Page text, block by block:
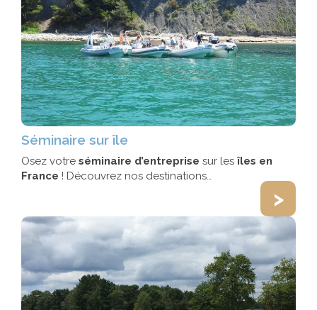
Séminaire sur île
Osez votre séminaire d’entreprise sur les îles en
France ! Découvrez nos destinations…
>